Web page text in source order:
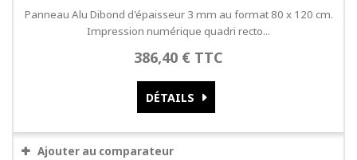
Panneau Alu Dibond d'épaisseur 3 mm au format 80 x 120 cm.
Impression numérique quadri recto...
386,40 € TTC
DÉTAILS
Ajouter au comparateur